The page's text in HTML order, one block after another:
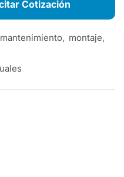
Cotización
mantenimiento, montaje,